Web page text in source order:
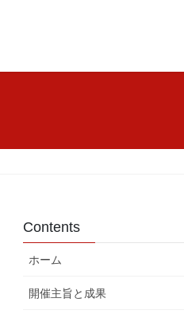
Contents
ホーム
開催主旨と成果